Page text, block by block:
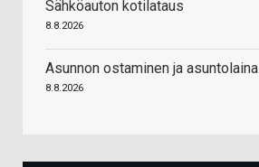
Sähköauton kotilataus
8.8.2026
Asunnon ostaminen ja asuntolaina
8.8.2026